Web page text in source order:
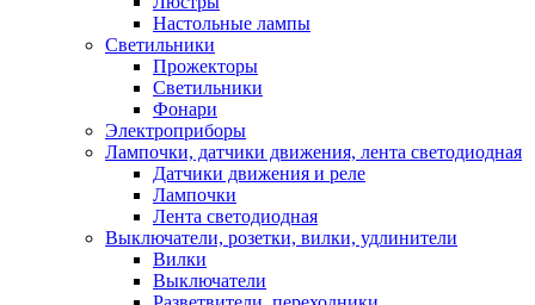
Настольные лампы
Светильники
Прожекторы
Светильники
Фонари
Электроприборы
Лампочки, датчики движения, лента светодиодная
Датчики движения и реле
Лампочки
Лента светодиодная
Выключатели, розетки, вилки, удлинители
Вилки
Выключатели